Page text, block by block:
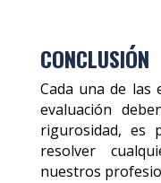
CONCLUSIÓN
Cada una de las
evaluación
rigurosidad, es
resolver
nuestros